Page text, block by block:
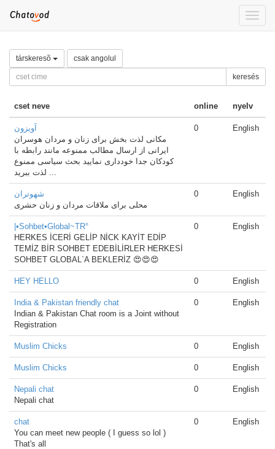
Toggle
társkeresõ csak angolul
keresés
cset neve online nyelv
آویزون
مکانی لذت بخش برای زنان و مردان هوسران
ایرانی از ارسال مطالب ممنوعه مانند رابطه با
کودکان جدا خودداری نمایید بحث سیاسی ممنوع
لذت ببرید ...
0 English
شهوتران
محلی برای ملاقات مردان و زنان حشری
0 English
|•Sohbet•Global~TR°
HERKES İCERİ GELİP NİCK KAYİT EDİP
TEMİZ BİR SOHBET EDEBİLİRLER HERKESİ
SOHBET GLOBAL`A BEKLERİZ 😍😍😍
0 English
HEY HELLO 0 English
India & Pakistan friendly chat
Indian & Pakistan Chat room is a Joint without
Registration
0 English
Muslim Chicks 0 English
Muslim Chicks 0 English
Nepali chat
Nepali chat
0 English
chat
You can meet new people ( I guess so lol )
That's all
0 English